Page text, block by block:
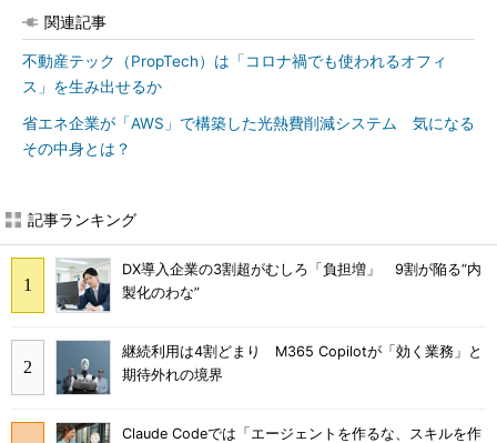
関連記事
不動産テック（PropTech）は「コロナ禍でも使われるオフィ
ス」を生み出せるか
省エネ企業が「AWS」で構築した光熱費削減システム 気になる
その中身とは？
記事ランキング
DX導入企業の3割超がむしろ「負担増」 9割が陥る“内
製化のわな”
継続利用は4割どまり M365 Copilotが「効く業務」と
期待外れの境界
Claude Codeでは「エージェントを作るな、スキルを作